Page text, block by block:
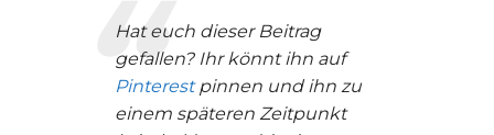
Hat euch dieser Beitrag
gefallen? Ihr könnt ihn auf
Pinterestpinnen und ihn zu
einem späteren Zeitpunkt